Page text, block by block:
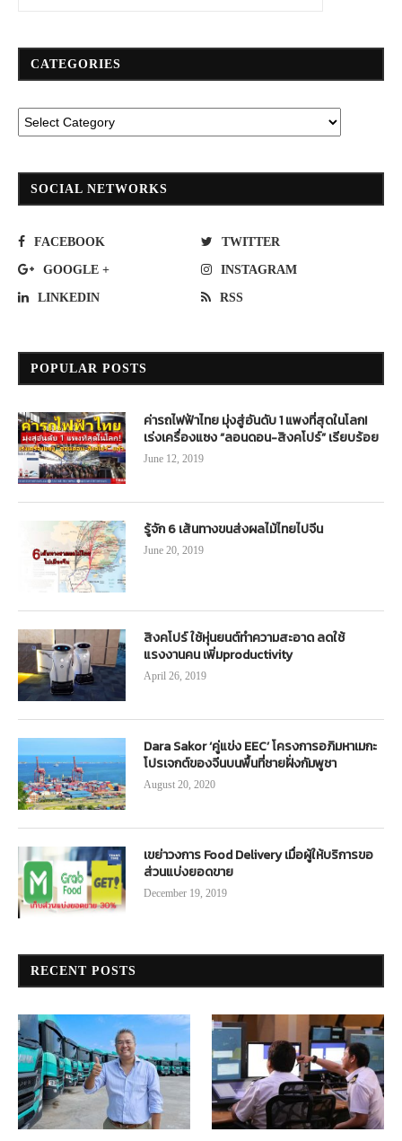
CATEGORIES
SOCIAL NETWORKS
FACEBOOK TWITTER
GOOGLE + INSTAGRAM
LINKEDIN RSS
POPULAR POSTS
ค่ารถไฟฟ้าไทย มุ่งสู่อันดับ 1 แพงที่สุดในโลก!
เร่งเครื่องแซง “ลอนดอน-สิงคโปร์” เรียบร้อย
June 12, 2019
รู้จัก 6 เส้นทางขนส่งผลไม้ไทยไปจีน
June 20, 2019
สิงคโปร์ ใช้หุ่นยนต์ทำความสะอาด ลดใช้
แรงงานคน เพิ่มproductivity
April 26, 2019
Dara Sakor ‘คู่แข่ง EEC’ โครงการอภิมหาเมกะ
โปรเจกต์ของจีนบนพื้นที่ชายฝั่งกัมพูชา
August 20, 2020
เขย่าวงการ Food Delivery เมื่อผู้ให้บริการขอ
ส่วนแบ่งยอดขาย
December 19, 2019
RECENT POSTS